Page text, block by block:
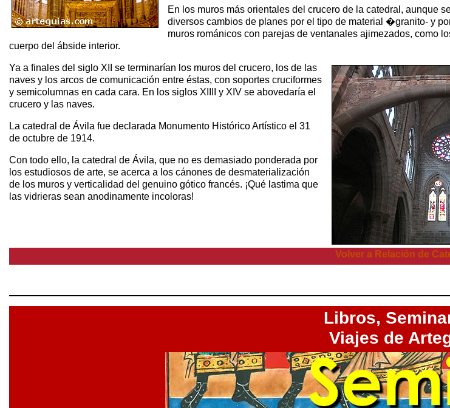
En los muros más orientales del crucero de la catedral, aunque
diversos cambios de planes por el tipo de material �granito- y
muros románicos con parejas de ventanales ajimezados, como
cuerpo del ábside interior.
Ya a finales del siglo XII se terminarían los muros del crucero, los de las
naves y los arcos de comunicación entre éstas, con soportes cruciformes
y semicolumnas en cada cara. En los siglos XIIII y XIV se abovedaría el
crucero y las naves.
La catedral de Ávila fue declarada Monumento Histórico Artístico el 31
de octubre de 1914.
Con todo ello, la catedral de Ávila, que no es demasiado ponderada por
los estudiosos de arte, se acerca a los cánones de desmaterialización
de los muros y verticalidad del genuino gótico francés. ¡Qué lastima que
las vidrieras sean anodinamente incoloras!
Volver a Relación de
Libros,
Viajes de